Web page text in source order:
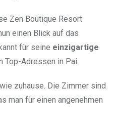
Zen Boutique Resort
einen Blick auf das
für seine einzigartige
Top-Adressen in Pai.
zuhause. Die Zimmer sind
man für einen angenehmen